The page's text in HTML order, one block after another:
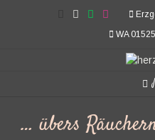
WA
… übers